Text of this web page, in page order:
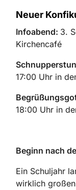
Neuer
Infoabend: 3.
Kirchencafé
17:00 Uhr in
18:00 Uhr in
Beginn nach
Ein Schuljahr
wirklich